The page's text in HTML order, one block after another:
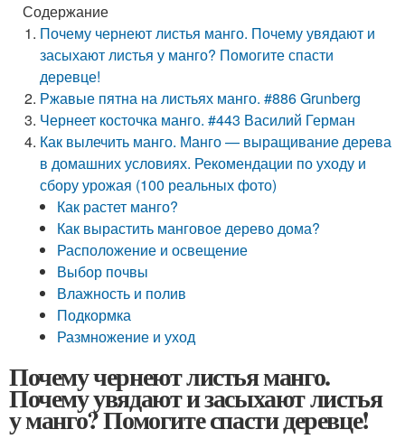
Содержание
Почему чернеют листья манго. Почему увядают и
засыхают листья у манго? Помогите спасти
деревце!
Ржавые пятна на листьях манго. #886 Grunberg
Чернеет косточка манго. #443 Василий Герман
Как вылечить манго. Манго — выращивание дерева
в домашних условиях. Рекомендации по уходу и
сбору урожая (100 реальных фото)
Как растет манго?
Как вырастить манговое дерево дома?
Расположение и освещение
Выбор почвы
Влажность и полив
Подкормка
Размножение и уход
Почему чернеют листья манго.
Почему увядают и засыхают листья
у манго? Помогите спасти деревце!